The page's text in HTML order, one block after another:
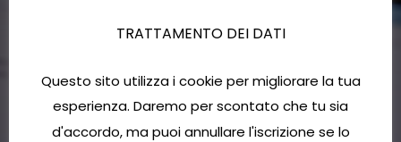
TRATTAMENTO DEI DATI
Questo sito utilizza i cookie per migliorare la tua
esperienza. Daremo per scontato che tu sia
d'accordo, ma puoi annullare l'iscrizione se lo